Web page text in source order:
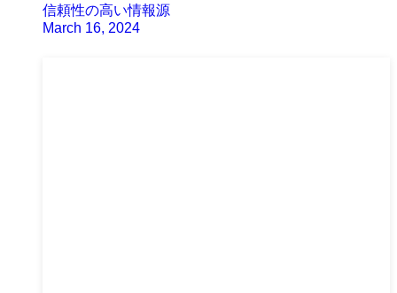
信頼性の高い情報源
March 16, 2024